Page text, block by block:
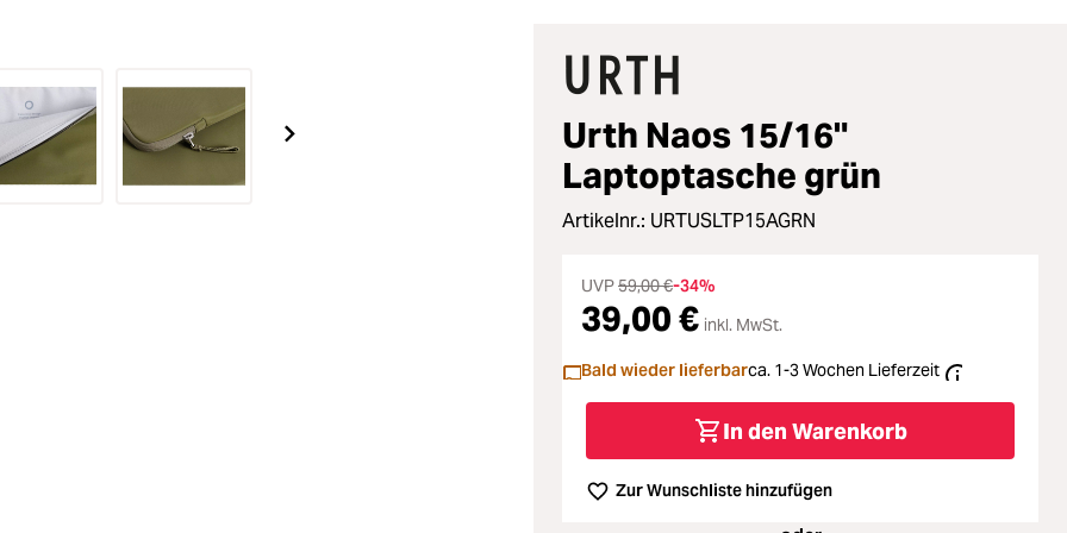
Urth Naos 15/16"
Laptoptasche grün
Artikelnr.: URTUSLTP15AGRN
UVP59,00 €-34%
39,00 € inkl. MwSt.
Bald wieder lieferbarca. 1-3 Wochen Lieferzeit
In den Warenkorb
Zur Wunschliste hinzufügen